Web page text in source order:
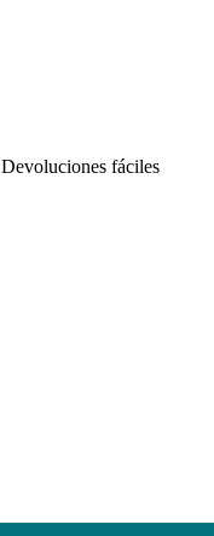
Devoluciones fáciles